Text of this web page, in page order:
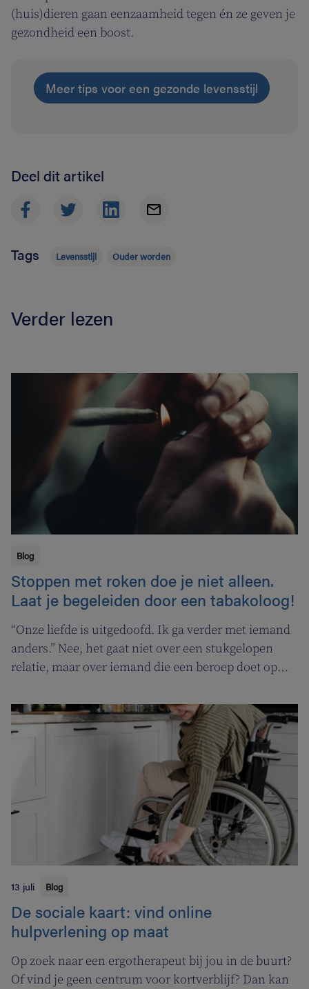
(huis)dieren gaan eenzaamheid tegen én ze geven je
gezondheid een boost.
Meer tips voor een gezonde levensstijl
Deel dit artikel
Tags Levensstijl Ouder worden
Verder lezen
Blog
Stoppen met roken doe je niet alleen.
Laat je begeleiden door een tabakoloog!
“Onze liefde is uitgedoofd. Ik ga verder met iemand
anders.” Nee, het gaat niet over een stukgelopen
relatie, maar over iemand die een beroep doet op
Vlaamse overheid pakt uit met een nieuwe
campagne om rookstopbegeleiding door
13 juli Blog
De sociale kaart: vind online
hulpverlening op maat
Op zoek naar een ergotherapeut bij jou in de buurt?
Of vind je geen centrum voor kortverblijf? Dan kan